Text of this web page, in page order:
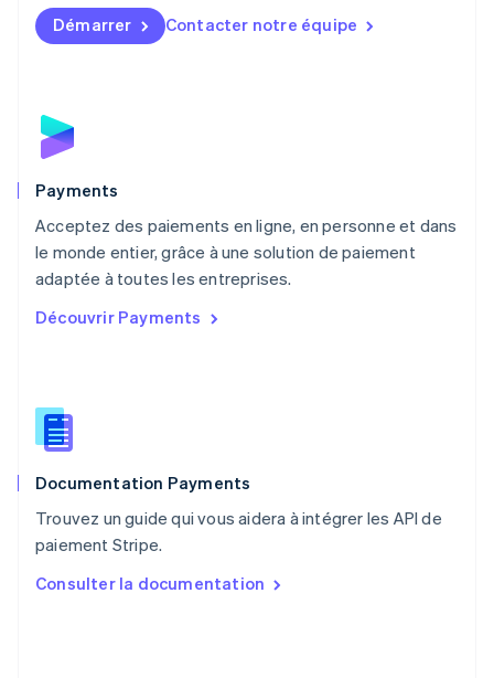
Démarrer Contacter notre équipe
Payments
Acceptez des paiements en ligne, en personne et dans
le monde entier, grâce à une solution de paiement
adaptée à toutes les entreprises.
Découvrir Payments
Documentation Payments
Trouvez un guide qui vous aidera à intégrer les API de
paiement Stripe.
Consulter la documentation
English简体中文
Malte
Norvège
English
English
NederlandsEnglish
Pologne
English
PortuguêsEnglish
English
Roumanie
Royaume-Uni
Singapour
English 简体中文
English